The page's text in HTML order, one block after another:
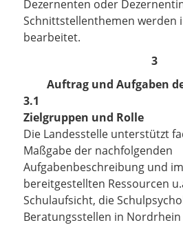
Dezernenten oder
Schnittstellenthemen werden
bearbeitet.
3
Auftrag und Aufgaben
3.1
Zielgruppen und Rolle
Die Landesstelle unterstützt
Maßgabe der nachfolgenden
Aufgabenbeschreibung und
bereitgestellten Ressourcen
Schulaufsicht, die
Beratungsstellen in